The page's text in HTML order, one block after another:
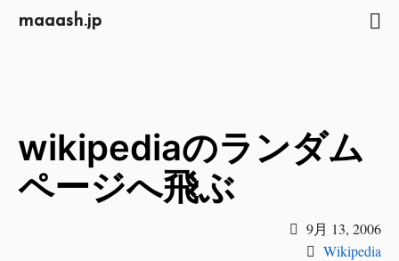
maaash.jp
wikipediaのランダム
ページへ飛ぶ
9月 13, 2006
Wikipedia